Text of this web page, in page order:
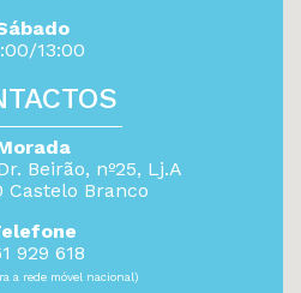
13:00
Beirão, nº25, Lj.A
Castelo Branco
929 618
a rede móvel nacional)